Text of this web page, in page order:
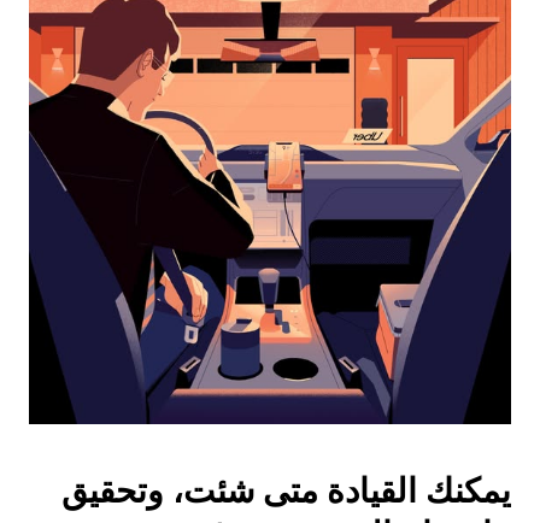
التاريخ.
اضغط
على
زر
الخروج
لإغلاق
التقويم.
يمكنك القيادة متى شئت، وتحقيق